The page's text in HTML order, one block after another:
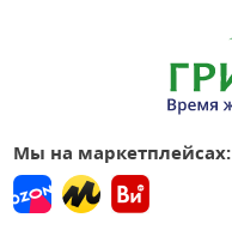
Мы на маркетплейсах: